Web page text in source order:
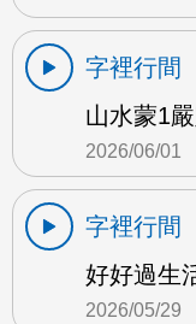
字裡行間
山水蒙1
2026/06/01
字裡行間
好好過生
2026/05/29